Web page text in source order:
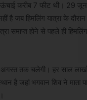
की ऊंचाई करीब 7 फीट थी।
है जब हिमलिंग यात्रा के
समाप्त होने से पहले ही
तक चलेगी। हर साल लाखों
है जहां भगवान शिव ने माता